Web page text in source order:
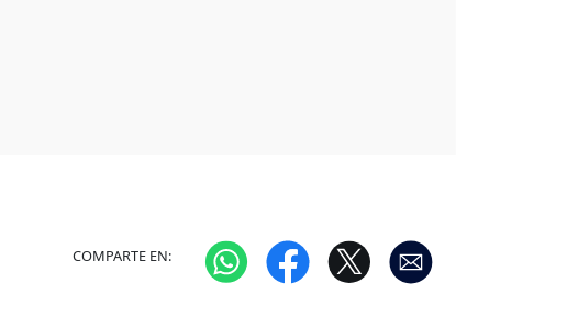
COMPARTE EN: